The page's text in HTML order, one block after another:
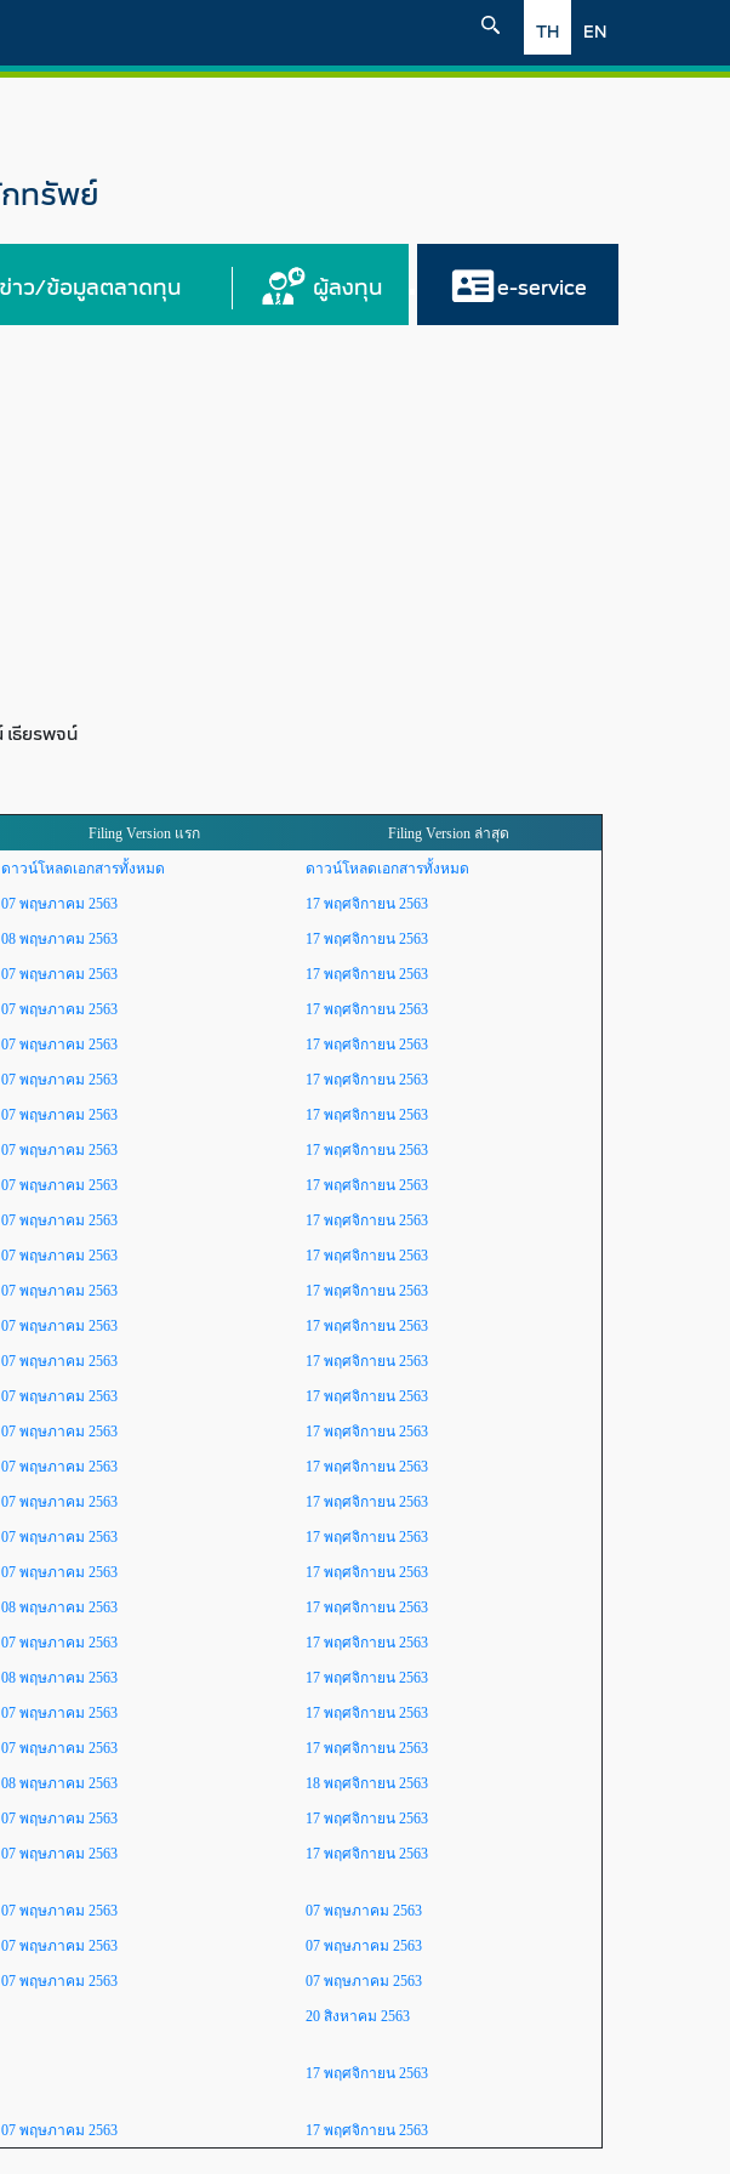
EN
TH
ทรัพย์
ข่าว/ข้อมูลตลาดทุน ผู้ลงทุน e-service
ธียรพจน์
Filing Version แรก Filing Version ล่าสุด
ดาวน์โหลดเอกสารทั้งหมด
ดาวน์โหลดเอกสารทั้งหมด
07 พฤษภาคม 2563
17 พฤศจิกายน 2563
08 พฤษภาคม 2563
17 พฤศจิกายน 2563
07 พฤษภาคม 2563
17 พฤศจิกายน 2563
07 พฤษภาคม 2563
17 พฤศจิกายน 2563
07 พฤษภาคม 2563
17 พฤศจิกายน 2563
07 พฤษภาคม 2563
17 พฤศจิกายน 2563
07 พฤษภาคม 2563
17 พฤศจิกายน 2563
07 พฤษภาคม 2563
17 พฤศจิกายน 2563
07 พฤษภาคม 2563
17 พฤศจิกายน 2563
07 พฤษภาคม 2563
17 พฤศจิกายน 2563
07 พฤษภาคม 2563
17 พฤศจิกายน 2563
07 พฤษภาคม 2563
17 พฤศจิกายน 2563
07 พฤษภาคม 2563
17 พฤศจิกายน 2563
07 พฤษภาคม 2563
17 พฤศจิกายน 2563
07 พฤษภาคม 2563
17 พฤศจิกายน 2563
07 พฤษภาคม 2563
17 พฤศจิกายน 2563
07 พฤษภาคม 2563
17 พฤศจิกายน 2563
07 พฤษภาคม 2563
17 พฤศจิกายน 2563
07 พฤษภาคม 2563
17 พฤศจิกายน 2563
07 พฤษภาคม 2563
17 พฤศจิกายน 2563
08 พฤษภาคม 2563
17 พฤศจิกายน 2563
07 พฤษภาคม 2563
17 พฤศจิกายน 2563
08 พฤษภาคม 2563
17 พฤศจิกายน 2563
07 พฤษภาคม 2563
17 พฤศจิกายน 2563
07 พฤษภาคม 2563
17 พฤศจิกายน 2563
08 พฤษภาคม 2563
18 พฤศจิกายน 2563
07 พฤษภาคม 2563
17 พฤศจิกายน 2563
07 พฤษภาคม 2563 17 พฤศจิกายน 2563
07 พฤษภาคม 2563
07 พฤษภาคม 2563
07 พฤษภาคม 2563
07 พฤษภาคม 2563
07 พฤษภาคม 2563
07 พฤษภาคม 2563
20 สิงหาคม 2563
17 พฤศจิกายน 2563
07 พฤษภาคม 2563 17 พฤศจิกายน 2563